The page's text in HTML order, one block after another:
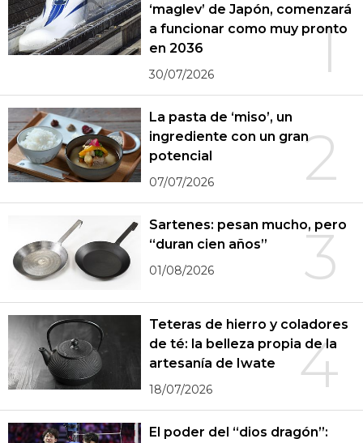
1
‘maglev’ de Japón, comenzará
a funcionar como muy pronto
en 2036
30/07/2026
2
La pasta de ‘miso’, un
ingrediente con un gran
potencial
07/07/2026
3
Sartenes: pesan mucho, pero
“duran cien años”
01/08/2026
4
Teteras de hierro y coladores
de té: la belleza propia de la
artesanía de Iwate
18/07/2026
El poder del “dios dragón”: